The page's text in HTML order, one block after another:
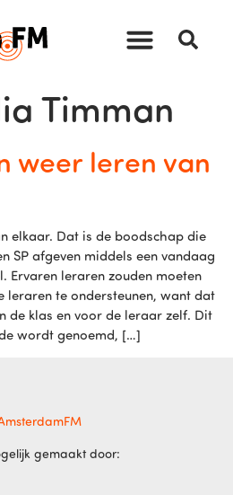
Timman
weer leren van
elkaar. Dat is de boodschap die
SP afgeven middels een vandaag
Ervaren leraren zouden moeten
leraren te ondersteunen, want dat
de klas en voor de leraar zelf. Dit
wordt genoemd, […]
gemaakt door: